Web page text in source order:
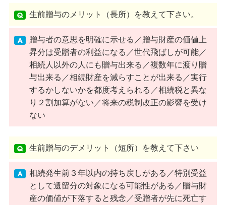
生前贈与のメリット（長所）を教えて下さい。
贈与者の意思を明確に示せる／贈与財産の価値上
昇分は受贈者の利益になる／世代飛ばしが可能／
相続人以外の人にも贈与出来る／複数年に渡り贈
与出来る／相続財産を減らすことが出来る／実行
するかしないかを都度考えられる／相続税と異な
り２割加算がない／将来の税制改正の影響を受け
ない
生前贈与のデメリット（短所）を教えて下さい
相続発生前３年以内の持ち戻しがある／特別受益
として遺留分の対象になる可能性がある／贈与財
産の価値が下落すると残念／受贈者が先に死亡す